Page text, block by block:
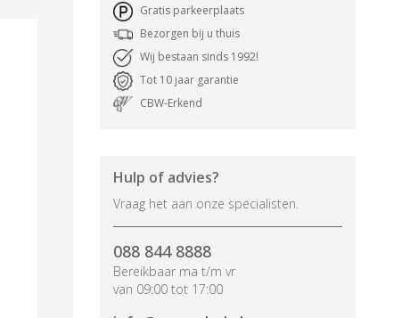
Gratis parkeerplaats
Bezorgen bij u thuis
Wij bestaan sinds 1992!
Tot 10 jaar garantie
CBW-Erkend
Hulp of advies?
Vraag het aan onze specialisten.
088 844 8888
Bereikbaar ma t/m vr
van 09:00 tot 17:00